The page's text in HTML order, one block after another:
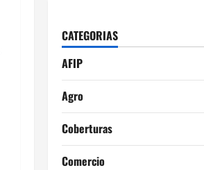
CATEGORIAS
AFIP
Agro
Coberturas
Comercio